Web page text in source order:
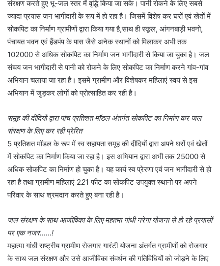
संरक्षण करते हुए भू-जल स्तर में वृद्धि किया जा सके। पानी रोकने के लिए सबसे
ज्यादा प्रयास जन भागीदारी के रूप में हो रहा है। जिसमें विशेष कर घरों एवं खेतों में
सोकपिट का निर्माण ग्रामीणों द्वारा किया गया है,साथ ही स्कूल, आंगनबाड़ी भवनो,
पंचायत भवन एवं हैंडपंप के पास जैसे अनेक स्थानों को मिलाकर अभी तक
102000 से अधिक सोकपिट का निर्माण जन भागीदारी से किया जा चुका है। जल
संचय जन भागीदारी से पानी को रोकने के लिए सोकपिट का निर्माण करने गांव-गांव
अभियान चलाया जा रहा है। इसमे ग्रामीण और विशेषकर महिलाएं स्वयं से इस
अभियान में जुड़कर लोगों को प्रोत्साहित कर रही है।
समूह की दीदियों द्वारा पांच प्रतिशत मॉडल अंतर्गत सोकपिट का निर्माण कर जल
संरक्षण के लिए कर रही प्रेरित
5 प्रतिशत मॉडल के रूप में स्व सहायता समूह की दीदियों द्वारा अपने घरों एवं खेतों
में सोकपिट का निर्माण किया जा रहा है। इस अभियान द्वारा अभी तक 25000 से
अधिक सोकपिट का निर्माण हो चुका है। यह कार्य स्व प्रेरणा एवं जन भागीदारी से हो
रहा है तथा ग्रामीण महिलाएं 221 फीट का सोकपिट उपयुक्त स्थानो पर अपने
परिवार के साथ श्रमदान करते हुए बना रही है।
जल संरक्षण के साथ आजीविका के लिए महात्मा गांधी नरेगा योजना से हो रहे प्रयासों
पर एक नजर……!
महात्मा गांधी राष्ट्रीय ग्रामीण रोजगार गारंटी योजना अंतर्गत ग्रामीणों को रोजगार
के साथ जल संरक्षण और उसे आजीविका संवर्धन की गतिविधियों को जोड़ने के लिए